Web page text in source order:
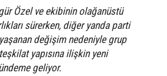
Özel ve ekibinin olağanüstü
sürerken, diğer yanda parti
değişim nedeniyle grup
yapısına ilişkin yeni
geliyor.